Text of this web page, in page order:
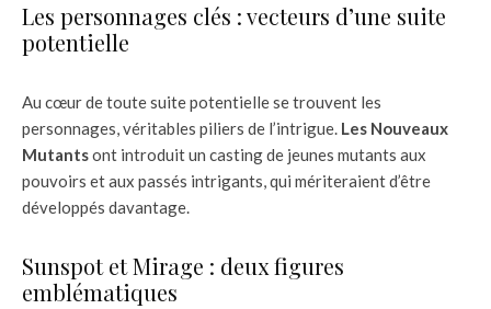
Les personnages clés : vecteurs d’une suite
potentielle
Au cœur de toute suite potentielle se trouvent les
personnages, véritables piliers de l’intrigue. Les Nouveaux
Mutantsont introduit un casting de jeunes mutants aux
pouvoirs et aux passés intrigants, qui mériteraient d’être
développés davantage.
Sunspot et Mirage : deux figures
emblématiques